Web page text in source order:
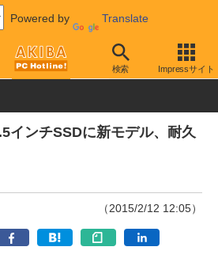
Powered by Translate
検索 Impressサイト
ツ SSD
インチSSDに新モデル、耐久
（2015/2/12 12:05）